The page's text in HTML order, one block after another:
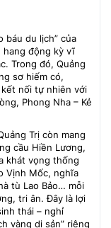
báu du lịch” của
hang động kỳ vĩ
Trong đó, Quảng
sơ hiếm có,
nối tự nhiên với
Phong Nha – Kẻ
Trị còn mang
cầu Hiền Lương,
khát vọng thống
Vịnh Mốc, nghĩa
tù Lao Bảo… mỗi
tri ân. Đây là lợi
thái – nghỉ
vàng di sản” riêng